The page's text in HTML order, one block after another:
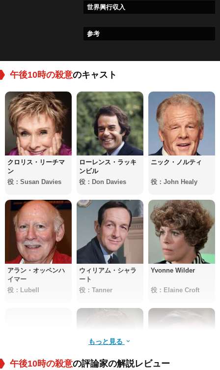
世界興行収入
参考
午後10時の殺意のキャスト
クロリス・リーチマ
ン
役：Susan Davies
ローレンス・ラッキ
ンビル
役：Don Davies
ニック・ノルティ
役：John Healy
アラン・オッペンハ
イマー
役：Lubell
ウィリアム・シャラ
ート
役：Tanner
Yvonne Wilder
役：Elaine Croft
もっと見る
午後10時の殺意の評論家の解説レビュー